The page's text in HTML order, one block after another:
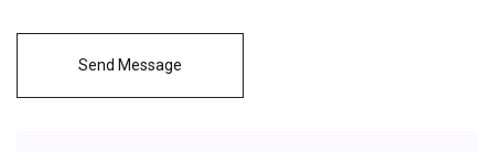
Send Message